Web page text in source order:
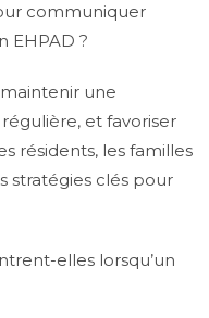
communiquer
EHPAD ?
une
et favoriser
résidents, les familles
stratégies clés pour
elles lorsqu’un